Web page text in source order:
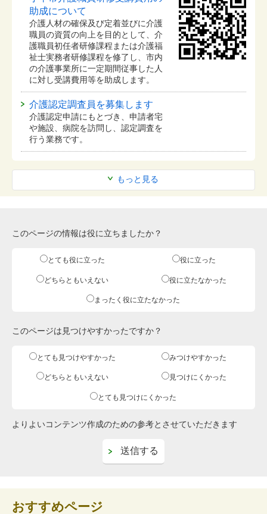
もっと見る
助成について
介護人材の確保及び定着並びに介護
職員の資質の向上を目的として、介
護職員初任者研修課程または介護福
祉士実務者研修課程を修了し、市内
の介護事業所に一定期間従事した人
に対し受講費用等を助成します。
介護認定調査員を募集します
介護認定申請にもとづき、申請者宅
や施設、病院を訪問し、認定調査を
行う業務です。
このページの情報は役に立ちましたか？
とても役に立った 役に立った
どちらともいえない 役に立たなかった
まったく役に立たなかった
このページは見つけやすかったですか？
とても見つけやすかった みつけやすかった
どちらともいえない 見つけにくかった
とても見つけにくかった
よりよいコンテンツ作成のための参考とさせていただきます
おすすめページ